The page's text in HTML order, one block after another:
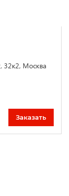
32к2, Москва
Заказать